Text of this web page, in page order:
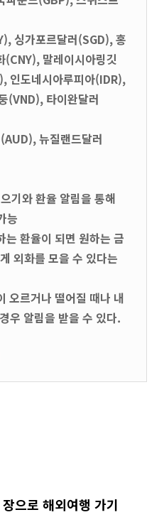
싱가포르달러(SGD), 홍
말레이시아링깃
인도네시아루피아(IDR),
(VND), 타이완달러
뉴질랜드달러
기와 환율 알림을 통해
능
환율이 되면 원하는 금
외화를 모을 수 있다는
오르거나 떨어질 때나 내
우 알림을 받을 수 있다.
으로 해외여행 가기